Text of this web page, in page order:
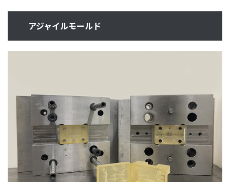
アジャイルモールド